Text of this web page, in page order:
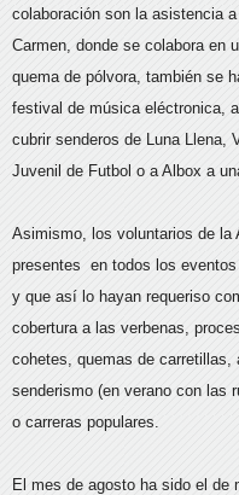
colaboración son la asistencia
Carmen, donde se colabora en
quema de pólvora, también se
festival de música eléctronica,
cubrir senderos de Luna Llena,
Juvenil de Futbol o a Albox a
Asimismo, los voluntarios de la
presentes en todos los
y que así lo hayan requeriso
cobertura a las verbenas,
cohetes, quemas de
senderismo (en verano con las
o carreras populares.
El mes de agosto ha sido el de